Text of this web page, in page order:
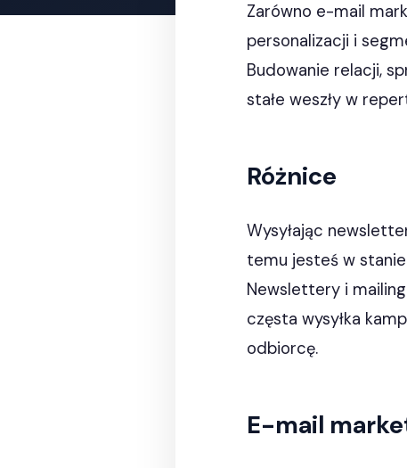
Zarówno e-mail
personalizacji i
Budowanie relacji,
stałe weszły w
Różnice
Wysyłając
temu jesteś w
Newslettery i
częsta wysyłka
odbiorcę.
E-mail